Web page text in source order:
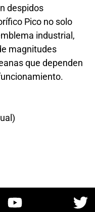
despidos
Pico no solo
industrial,
magnitudes
que dependen